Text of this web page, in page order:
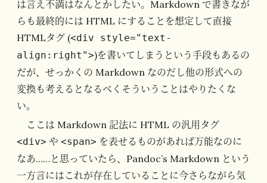
は言え不満はなんとかしたい。Markdown で書きなが
らも最終的には HTML にすることを想定して直接
HTMLタグ (<div style="text-
align:right">)を書いてしまうという手段もあるの
だが、せっかくの Markdown なのだし他の形式への
変換も考えるとなるべくそういうことはやりたくな
い。
ここは Markdown 記法に HTML の汎用タグ
<div> や <span> を表せるものがあれば万能なのに
なあ……と思っていたら、Pandoc’s Markdown という
一方言にはこれが存在していることに今さらながら気